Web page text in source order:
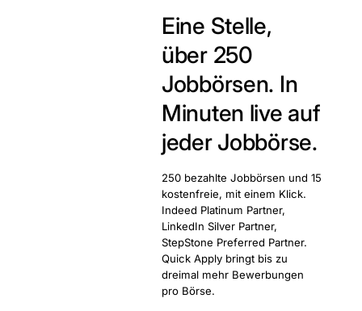
Eine Stelle,
über 250
Jobbörsen. In
Minuten live auf
jeder Jobbörse.
250 bezahlte Jobbörsen und 15
kostenfreie, mit einem Klick.
Indeed Platinum Partner,
LinkedIn Silver Partner,
StepStone Preferred Partner.
Quick Apply bringt bis zu
dreimal mehr Bewerbungen
pro Börse.